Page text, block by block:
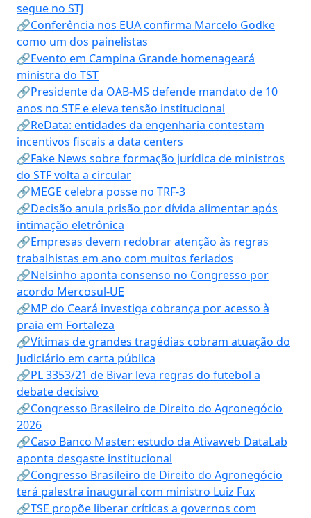
segue no STJ
🔗Conferência nos EUA confirma Marcelo Godke
como um dos painelistas
🔗Evento em Campina Grande homenageará
ministra do TST
🔗Presidente da OAB-MS defende mandato de 10
anos no STF e eleva tensão institucional
🔗ReData: entidades da engenharia contestam
incentivos fiscais a data centers
🔗Fake News sobre formação jurídica de ministros
do STF volta a circular
🔗MEGE celebra posse no TRF-3
🔗Decisão anula prisão por dívida alimentar após
intimação eletrônica
🔗Empresas devem redobrar atenção às regras
trabalhistas em ano com muitos feriados
🔗Nelsinho aponta consenso no Congresso por
acordo Mercosul-UE
🔗MP do Ceará investiga cobrança por acesso à
praia em Fortaleza
🔗Vítimas de grandes tragédias cobram atuação do
Judiciário em carta pública
🔗PL 3353/21 de Bivar leva regras do futebol a
debate decisivo
🔗Congresso Brasileiro de Direito do Agronegócio
2026
🔗Caso Banco Master: estudo da Ativaweb DataLab
aponta desgaste institucional
🔗Congresso Brasileiro de Direito do Agronegócio
terá palestra inaugural com ministro Luiz Fux
🔗TSE propõe liberar críticas a governos com